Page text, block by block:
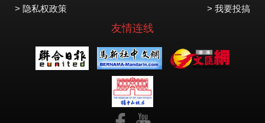
> 隐私权政策
> 我要投搞
友情连线